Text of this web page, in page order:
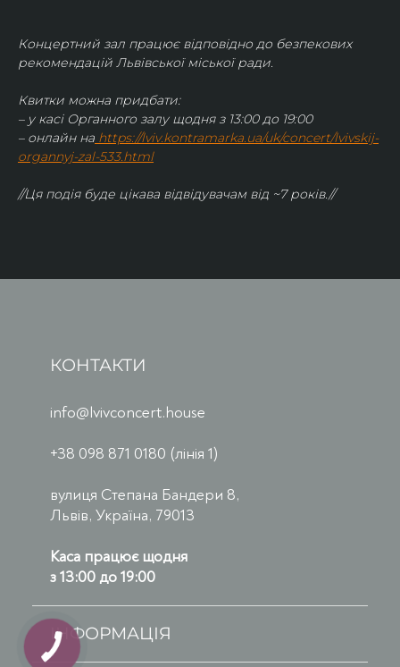
Концертний зал працює відповідно до безпекових
рекомендацій Львівської міської ради.
Квитки можна придбати:
– у касі Органного залу щодня з 13:00 до 19:00
– онлайн на https://lviv.kontramarka.ua/uk/concert/lvivskij-
organnyj-zal-533.html
//Ця подія буде цікава відвідувачам від ~7 років.//
КОНТАКТИ
info@lvivconcert.house
+38 098 871 0180 (лінія 1)
вулиця Степана Бандери 8,
Львів, Україна, 79013
Каса працює щодня
з 13:00 до 19:00
ІНФОРМАЦІЯ
КНОПКА
ЗВ'ЯЗКУ